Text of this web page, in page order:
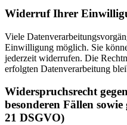
Widerruf Ihrer
Viele
Einwilligung möglich. Sie
jederzeit widerrufen. Die
erfolgten Datenverarbeitung
Widerspruchsrecht
besonderen Fällen
21 DSGVO)